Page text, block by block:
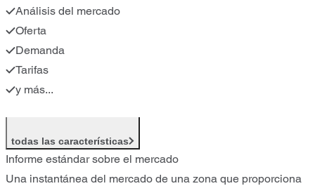
Análisis del mercado
Oferta
Demanda
Tarifas
y más...
todas las características
Informe estándar sobre el mercado
Una instantánea del mercado de una zona que proporciona